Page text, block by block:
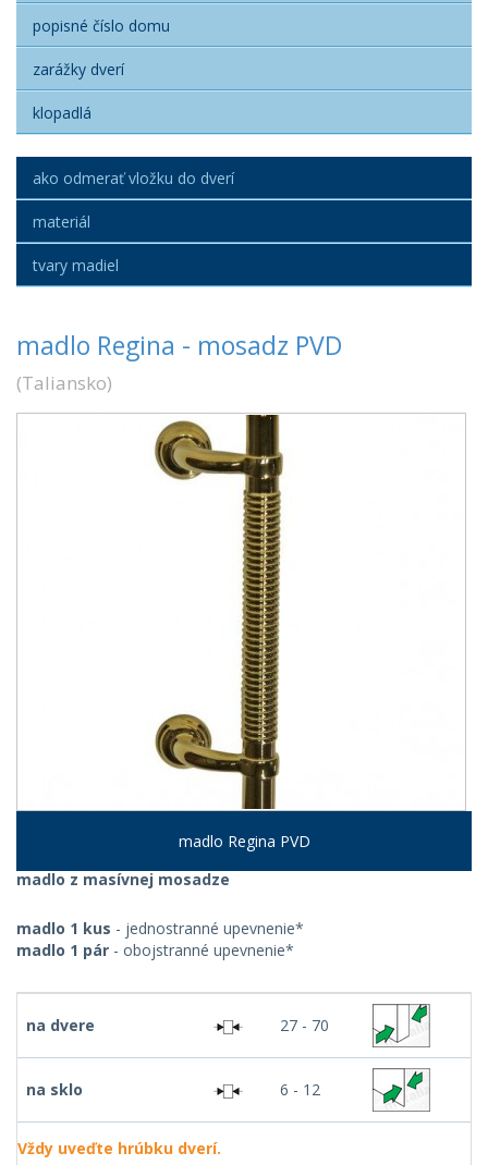
popisné číslo domu
zarážky dverí
klopadlá
ako odmerať vložku do dverí
materiál
tvary madiel
madlo Regina - mosadz PVD
(Taliansko)
madlo Regina PVD
madlo z masívnej mosadze
madlo 1 kus - jednostranné upevnenie*
madlo 1 pár - obojstranné upevnenie*
na dvere 27 - 70
na sklo 6 - 12
Vždy uveďte hrúbku dverí.